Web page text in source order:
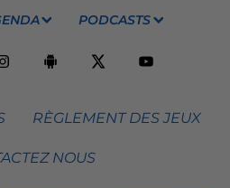
PODCASTS
RÈGLEMENT DES JEUX
NOUS